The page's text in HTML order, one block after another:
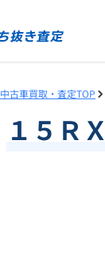
中古車買取・査定TOP
１５Ｒ